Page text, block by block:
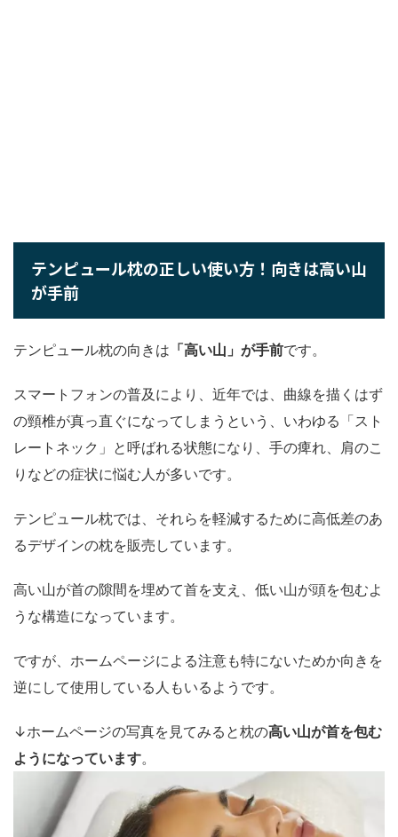
テンピュール枕の正しい使い方！向きは高い山
が手前
テンピュール枕の向きは 「高い山」が手前です。
スマートフォンの普及により、近年では、曲線を描くはず
の頸椎が真っ直ぐになってしまうという、いわゆる「スト
レートネック」と呼ばれる状態になり、手の痺れ、肩のこ
りなどの症状に悩む人が多いです。
テンピュール枕では、それらを軽減するために高低差のあ
るデザインの枕を販売しています。
高い山が首の隙間を埋めて首を支え、低い山が頭を包むよ
うな構造になっています。
ですが、ホームページによる注意も特にないためか向きを
逆にして使用している人もいるようです。
↓ホームページの写真を見てみると枕の高い山が首を包む
ようになっています。